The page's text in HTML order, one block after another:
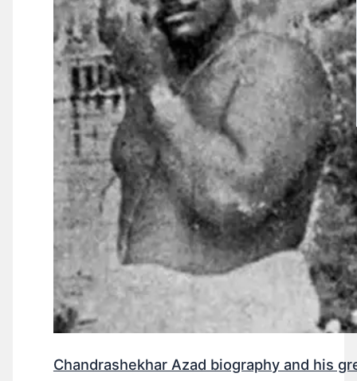
Chandrashekhar Azad biography and his